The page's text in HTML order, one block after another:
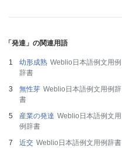
「発達」の関連用語
幼形成熟 Weblio日本語例文用例
辞書
無性芽 Weblio日本語例文用例辞
書
産業の発達 Weblio日本語例文用
例辞書
近交 Weblio日本語例文用例辞書